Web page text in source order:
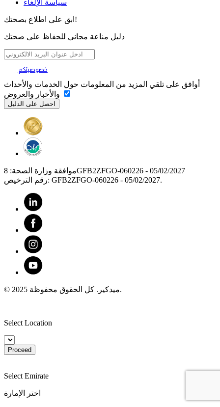
سياسة الإلغاء
ابق على اطلاع بصحتك!
دليل مناعة مجاني للحفاظ على صحتك
خصوصيتكم
أوافق على تلقي المزيد من المعلومات حول الخدمات والأحداث
موافقة وزارة الصحة: 8GFB2ZFGO-060226 - 05/02/2027
رقم الترخيص: GFB2ZFGO-060226 - 05/02/2027.
© 2025 ميدكير. كل الحقوق محفوظة.
Select Location
Proceed
Select Emirate
اختر الإمارة